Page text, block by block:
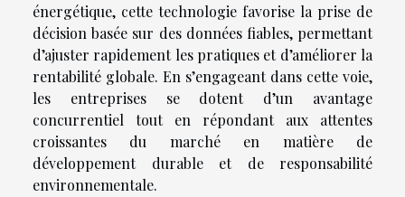
énergétique, cette technologie favorise la prise de
décision basée sur des données fiables, permettant
d’ajuster rapidement les pratiques et d’améliorer la
rentabilité globale. En s’engageant dans cette voie,
les entreprises se dotent d’un avantage
concurrentiel tout en répondant aux attentes
croissantes du marché en matière de
développement durable et de responsabilité
environnementale.